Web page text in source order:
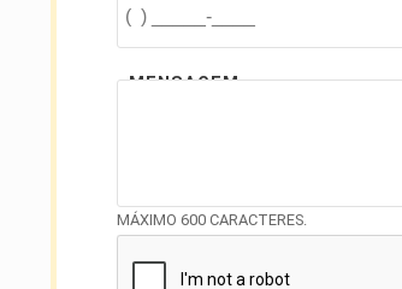
MENSAGEM
MÁXIMO 600 CARACTERES.